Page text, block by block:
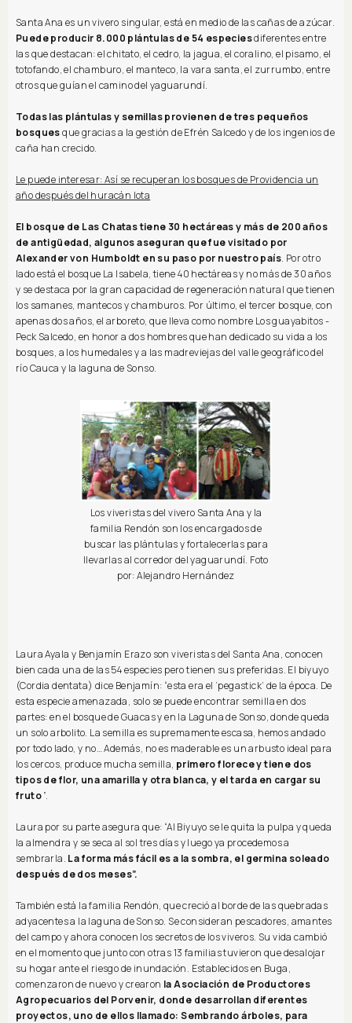
Santa Ana es un vivero singular, está en medio de las cañas de azúcar.
Puede producir 8.000 plántulas de 54 especiesdiferentes entre
las que destacan: el chitato, el cedro, la jagua, el coralino, el pisamo, el
totofando, el chamburo, el manteco, la vara santa, el zurrumbo, entre
otros que guían el camino del yaguarundí.
Todas las plántulas y semillas provienen de tres pequeños
bosquesque gracias a la gestión de Efrén Salcedo y de los ingenios de
caña han crecido.
Le puede interesar: Así se recuperan los bosques de Providencia un
año después del huracán Iota
El bosque de Las Chatas tiene 30 hectáreas y más de 200 años
de antigüedad, algunos aseguran que fue visitado por
Alexander von Humboldt en su paso por nuestro país. Por otro
lado está el bosque La Isabela, tiene 40 hectáreas y no más de 30 años
y se destaca por la gran capacidad de regeneración natural que tienen
los samanes, mantecos y chamburos. Por último, el tercer bosque, con
apenas dos años, el arboreto, que lleva como nombre Los guayabitos -
Peck Salcedo, en honor a dos hombres que han dedicado su vida a los
bosques, a los humedales y a las madreviejas del valle geográfico del
río Cauca y la laguna de Sonso.
Los viveristas del vivero Santa Ana y la
familia Rendón son los encargados de
buscar las plántulas y fortalecerlas para
llevarlas al corredor del yaguarundí. Foto
por: Alejandro Hernández
Laura Ayala y Benjamín Erazo son viveristas del Santa Ana, conocen
bien cada una de las 54 especies pero tienen sus preferidas. El biyuyo
(Cordia dentata) dice Benjamín: “esta era el ‘pegastick’ de la época. De
esta especie amenazada, solo se puede encontrar semilla en dos
partes: en el bosque de Guacas y en la Laguna de Sonso, donde queda
un solo arbolito. La semilla es supremamente escasa, hemos andado
por todo lado, y no… Además, no es maderable es un arbusto ideal para
los cercos, produce mucha semilla, primero florece y tiene dos
tipos de flor, una amarilla y otra blanca, y el tarda en cargar su
fruto”.
Laura por su parte asegura que: “Al Biyuyo se le quita la pulpa y queda
la almendra y se seca al sol tres días y luego ya procedemos a
sembrarla. La forma más fácil es a la sombra, el germina soleado
después de dos meses”.
También está la familia Rendón, que creció al borde de las quebradas
adyacentes a la laguna de Sonso. Se consideran pescadores, amantes
del campo y ahora conocen los secretos de los viveros. Su vida cambió
en el momento que junto con otras 13 familias tuvieron que desalojar
su hogar ante el riesgo de inundación. Establecidos en Buga,
comenzaron de nuevo y crearon la Asociación de Productores
Agropecuarios del Porvenir, donde desarrollan diferentes
proyectos, uno de ellos llamado: Sembrando árboles, para